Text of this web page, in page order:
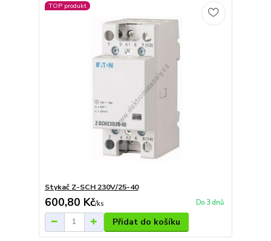
TOP produkt
Stykač Z-SCH 230V/25-40
600,80 Kč/ks Do 3 dnů
Přidat do košíku